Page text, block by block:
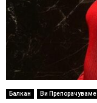
Балкан Ви Препорачуваме